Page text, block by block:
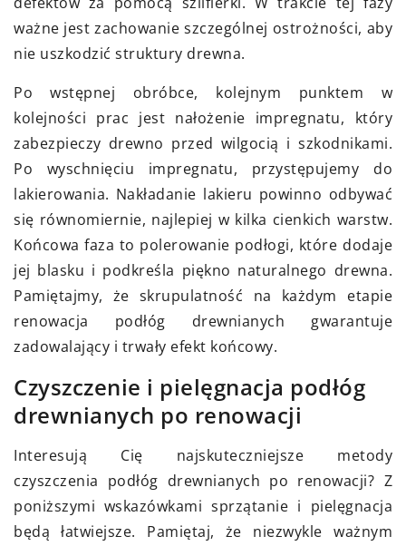
ważne jest zachowanie szczególnej ostrożności, aby
nie uszkodzić struktury drewna.
Po wstępnej obróbce, kolejnym punktem w
kolejności prac jest nałożenie impregnatu, który
zabezpieczy drewno przed wilgocią i szkodnikami.
Po wyschnięciu impregnatu, przystępujemy do
lakierowania. Nakładanie lakieru powinno odbywać
się równomiernie, najlepiej w kilka cienkich warstw.
Końcowa faza to polerowanie podłogi, które dodaje
jej blasku i podkreśla piękno naturalnego drewna.
Pamiętajmy, że skrupulatność na każdym etapie
renowacja podłóg drewnianych gwarantuje
zadowalający i trwały efekt końcowy.
Czyszczenie i pielęgnacja podłóg
drewnianych po renowacji
Interesują Cię najskuteczniejsze metody
czyszczenia podłóg drewnianych po renowacji? Z
poniższymi wskazówkami sprzątanie i pielęgnacja
będą łatwiejsze. Pamiętaj, że niezwykle ważnym